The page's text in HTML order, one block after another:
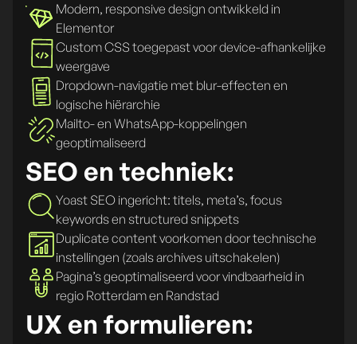
Modern, responsive design ontwikkeld in
Elementor
Custom CSS toegepast voor device-afhankelijke
weergave
Dropdown-navigatie met blur-effecten en
logische hiërarchie
Mailto- en WhatsApp-koppelingen
geoptimaliseerd
SEO en techniek:
Yoast SEO ingericht: titels, meta’s, focus
keywords en structured snippets
Duplicate content voorkomen door technische
instellingen (zoals archives uitschakelen)
Pagina’s geoptimaliseerd voor vindbaarheid in
regio Rotterdam en Randstad
UX en formulieren: